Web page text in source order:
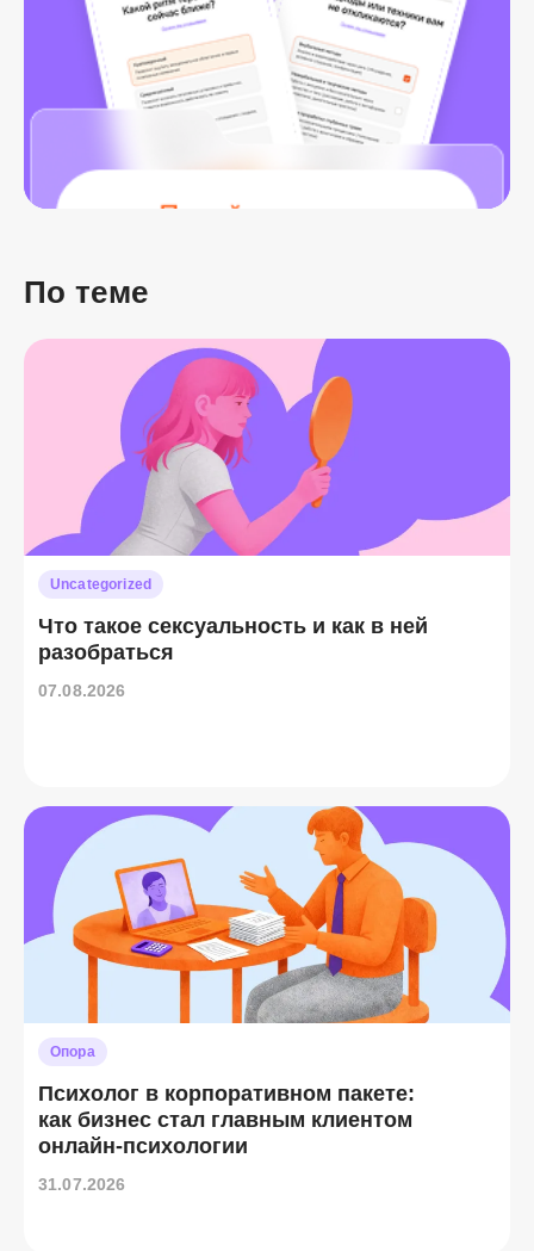
По теме
Uncategorized
Что такое сексуальность и как в ней
разобраться
07.08.2026
Опора
Психолог в корпоративном пакете:
как бизнес стал главным клиентом
онлайн-психологии
31.07.2026